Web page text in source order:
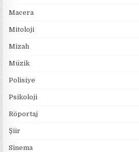
Macera
Mitoloji
Mizah
Müzik
Polisiye
Psikoloji
Röportaj
Şiir
Sinema